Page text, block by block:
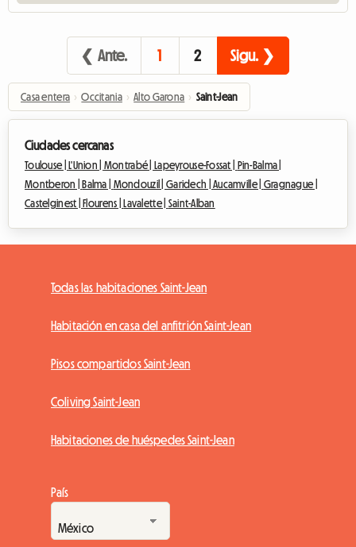
❮ Ante. 1 2 Sigu. ❯
Casa entera › Occitania › Alto Garona › Saint-Jean
Ciudades cercanas
Toulouse | L'Union | Montrabé | Lapeyrouse-Fossat |
Pin-Balma |
Montberon |
Balma | Mondouzil | Garidech |Aucamville | Gragnague |
Castelginest |
Flourens | Lavalette | Saint-Alban
Todas las habitaciones Saint-Jean
Habitación en casa del anfitrión Saint-Jean
Pisos compartidos Saint-Jean
Coliving Saint-Jean
Habitaciones de huéspedes Saint-Jean
País